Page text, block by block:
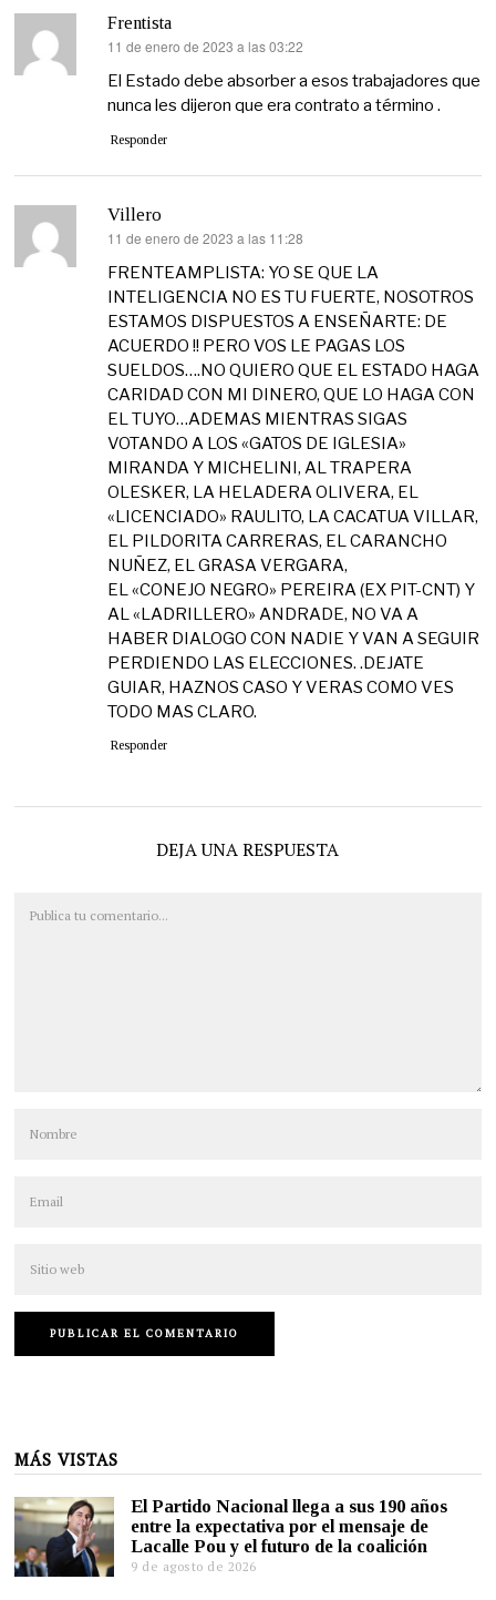
Frentista
dice:
11 de enero de 2023 a las 03:22
El Estado debe absorber a esos trabajadores que
nunca les dijeron que era contrato a término .
Responder
Villero
dice:
11 de enero de 2023 a las 11:28
FRENTEAMPLISTA: YO SE QUE LA
INTELIGENCIA NO ES TU FUERTE, NOSOTROS
ESTAMOS DISPUESTOS A ENSEÑARTE: DE
ACUERDO !! PERO VOS LE PAGAS LOS
SUELDOS….NO QUIERO QUE EL ESTADO HAGA
CARIDAD CON MI DINERO, QUE LO HAGA CON
EL TUYO…ADEMAS MIENTRAS SIGAS
VOTANDO A LOS «GATOS DE IGLESIA»
MIRANDA Y MICHELINI, AL TRAPERA
OLESKER, LA HELADERA OLIVERA, EL
«LICENCIADO» RAULITO, LA CACATUA VILLAR,
EL PILDORITA CARRERAS, EL CARANCHO
NUÑEZ, EL GRASA VERGARA,
EL «CONEJO NEGRO» PEREIRA (EX PIT-CNT) Y
AL «LADRILLERO» ANDRADE, NO VA A
HABER DIALOGO CON NADIE Y VAN A SEGUIR
PERDIENDO LAS ELECCIONES. .DEJATE
GUIAR, HAZNOS CASO Y VERAS COMO VES
TODO MAS CLARO.
Responder
DEJA UNA RESPUESTA
MÁS VISTAS
El Partido Nacional llega a sus 190 años
entre la expectativa por el mensaje de
Lacalle Pou y el futuro de la coalición
9 de agosto de 2026